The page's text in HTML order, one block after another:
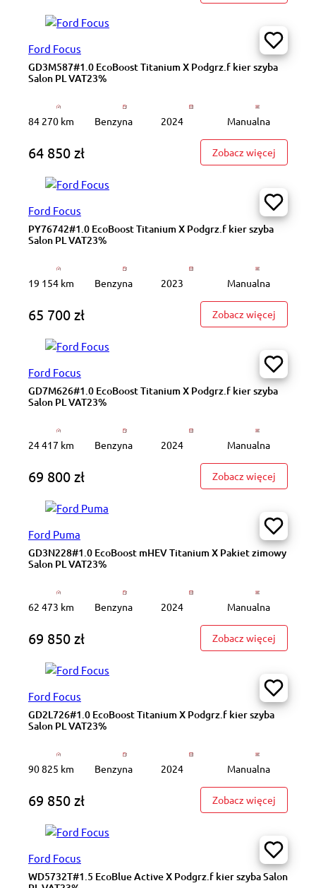
Ford Focus
GD3M587#1.0 EcoBoost Titanium X Podgrz.f kier szyba
Salon PL VAT23%
84 270 km Benzyna 2024 Manualna
64 850 zł Zobacz więcej
Ford Focus
PY76742#1.0 EcoBoost Titanium X Podgrz.f kier szyba
Salon PL VAT23%
19 154 km Benzyna 2023 Manualna
65 700 zł Zobacz więcej
Ford Focus
GD7M626#1.0 EcoBoost Titanium X Podgrz.f kier szyba
Salon PL VAT23%
24 417 km Benzyna 2024 Manualna
69 800 zł Zobacz więcej
Ford Puma
GD3N228#1.0 EcoBoost mHEV Titanium X Pakiet zimowy
Salon PL VAT23%
62 473 km Benzyna 2024 Manualna
69 850 zł Zobacz więcej
Ford Focus
GD2L726#1.0 EcoBoost Titanium X Podgrz.f kier szyba
Salon PL VAT23%
90 825 km Benzyna 2024 Manualna
69 850 zł Zobacz więcej
Ford Focus
WD5732T#1.5 EcoBlue Active X Podgrz.f kier szyba Salon